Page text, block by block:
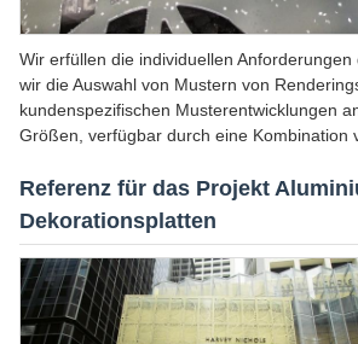
Wir erfüllen die individuellen
wir die Auswahl von Mustern von
kundenspezifischen Musterentwicklungen
Größen, verfügbar durch eine Kombination
Referenz für das Projekt
Dekorationsplatten